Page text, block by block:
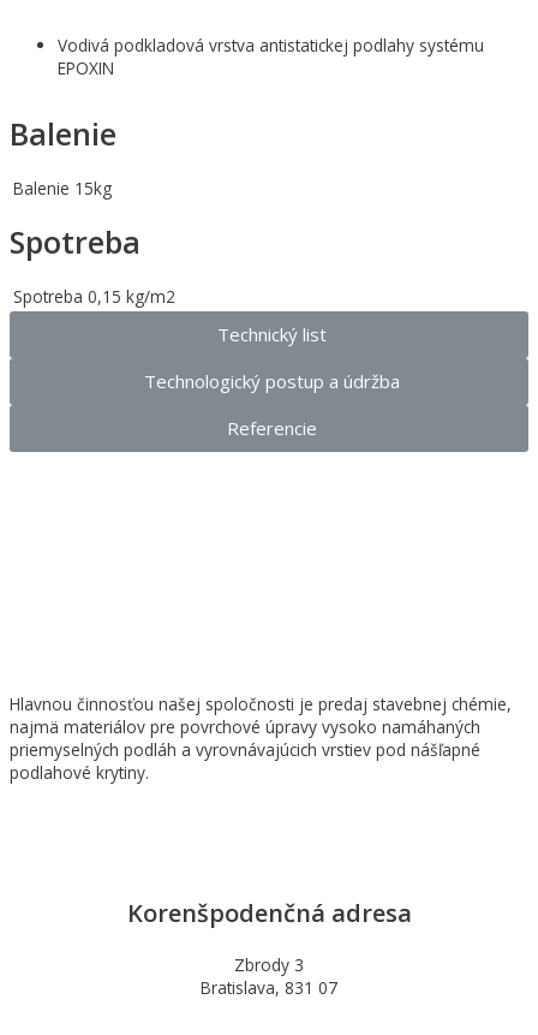
Vodivá podkladová vrstva antistatickej podlahy systému
EPOXIN
Balenie
Balenie 15kg
Spotreba
Spotreba 0,15 kg/m2
Technický list
Technologický postup a údržba
Referencie
Hlavnou činnosťou našej spoločnosti je predaj stavebnej chémie,
najmä materiálov pre povrchové úpravy vysoko namáhaných
priemyselných podláh a vyrovnávajúcich vrstiev pod nášľapné
podlahové krytiny.
Korenšpodenčná adresa
Zbrody 3
Bratislava, 831 07